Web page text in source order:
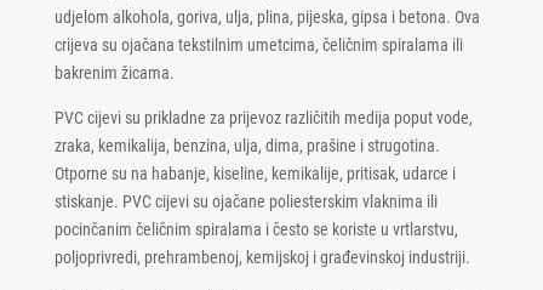
udjelom alkohola, goriva, ulja, plina, pijeska, gipsa i betona. Ova
crijeva su ojačana tekstilnim umetcima, čeličnim spiralama ili
bakrenim žicama.
PVC cijevi su prikladne za prijevoz različitih medija poput vode,
zraka, kemikalija, benzina, ulja, dima, prašine i strugotina.
Otporne su na habanje, kiseline, kemikalije, pritisak, udarce i
stiskanje. PVC cijevi su ojačane poliesterskim vlaknima ili
pocinčanim čeličnim spiralama i često se koriste u vrtlarstvu,
poljoprivredi, prehrambenoj, kemijskoj i građevinskoj industriji.